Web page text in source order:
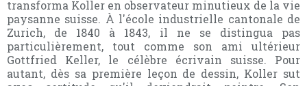
transforma Koller en observateur minutieux de la vie
paysanne suisse. À l'école industrielle cantonale de
Zurich, de 1840 à 1843, il ne se distingua pas
particulièrement, tout comme son ami ultérieur
Gottfried Keller, le célèbre écrivain suisse. Pour
autant, dès sa première leçon de dessin, Koller sut